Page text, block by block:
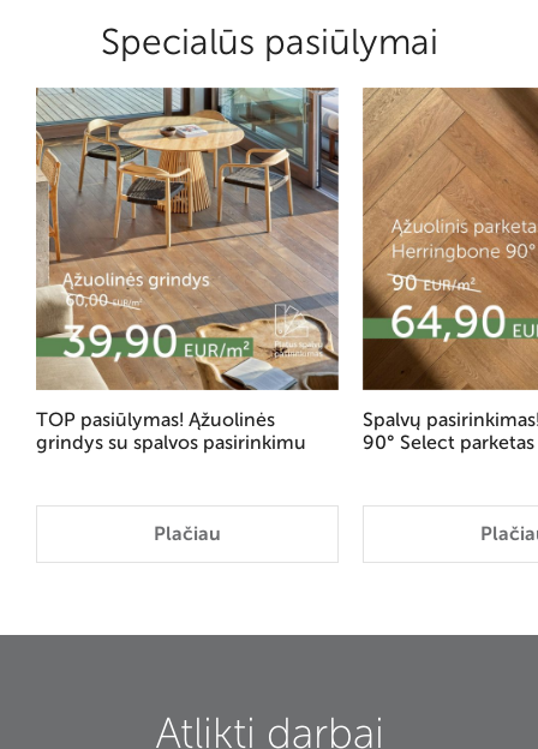
Specialūs pasiūlymai
TOP pasiūlymas! Ąžuolinės
grindys su spalvos pasirinkimu
Plačiau
Spalvų
90° Select parketas
Atlikti darbai